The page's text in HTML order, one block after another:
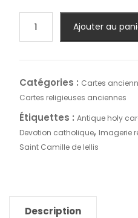
religieuse
ancienne
Camille
de
Lellis,
Ajouter au
Catégories : Cartes
Cartes religieuses anciennes
Étiquettes : Antique holy
Devotion catholique, Imagerie
Saint Camille de lellis
Description